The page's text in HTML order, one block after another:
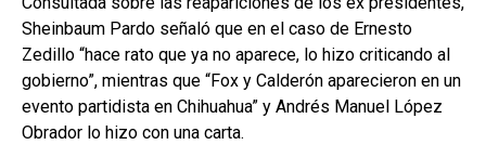
Sheinbaum Pardo señaló que en el caso de Ernesto
Zedillo “hace rato que ya no aparece, lo hizo criticando al
gobierno”, mientras que “Fox y Calderón aparecieron en un
evento partidista en Chihuahua” y Andrés Manuel López
Obrador lo hizo con una carta.